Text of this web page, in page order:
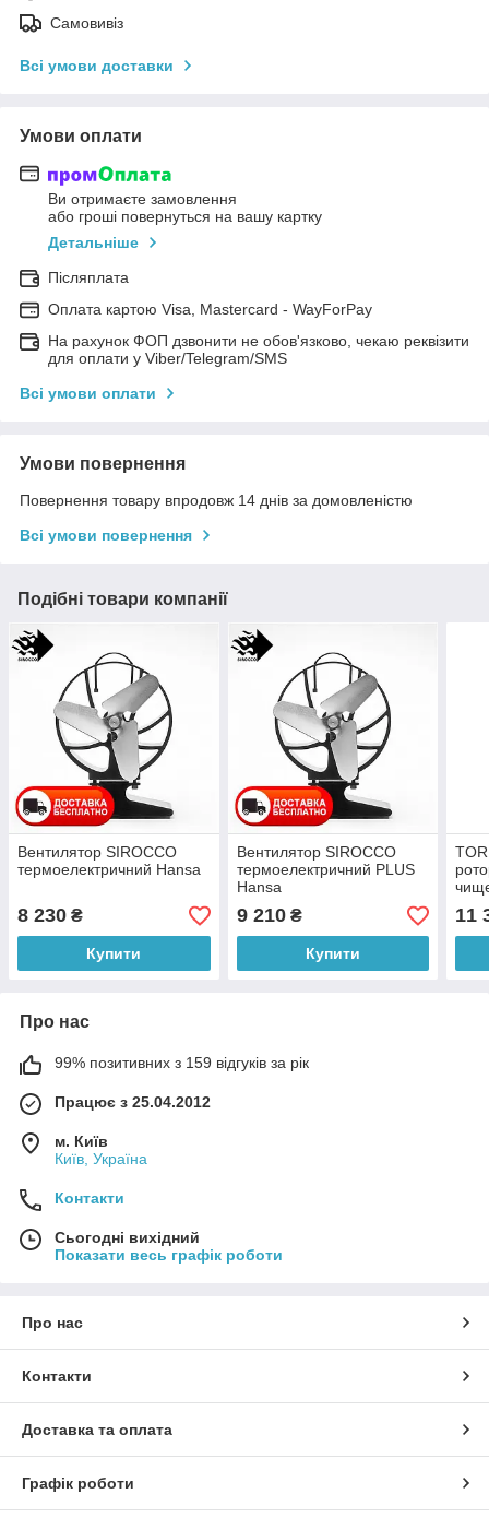
Самовивіз
Всі умови доставки
Умови оплати
Ви отримаєте замовлення
або гроші повернуться на вашу картку
Детальніше
Післяплата
Оплата картою Visa, Mastercard - WayForPay
На рахунок ФОП дзвонити не обов'язково, чекаю реквізити
для оплати у Viber/Telegram/SMS
Всі умови оплати
Умови повернення
Повернення товару впродовж 14 днів за домовленістю
Всі умови повернення
Подібні товари компанії
Вентилятор SIROCCO
термоелектричний Hansa
8 230 ₴
Купити
Вентилятор SIROCCO
термоелектричний PLUS
Hansa
9 210₴
Купити
11
Про нас
99% позитивних з 159 відгуків за рік
Працює з 25.04.2012
м. Київ
Київ, Україна
Контакти
Сьогодні вихідний
Показати весь графік роботи
Про нас
Контакти
Доставка та оплата
Графік роботи